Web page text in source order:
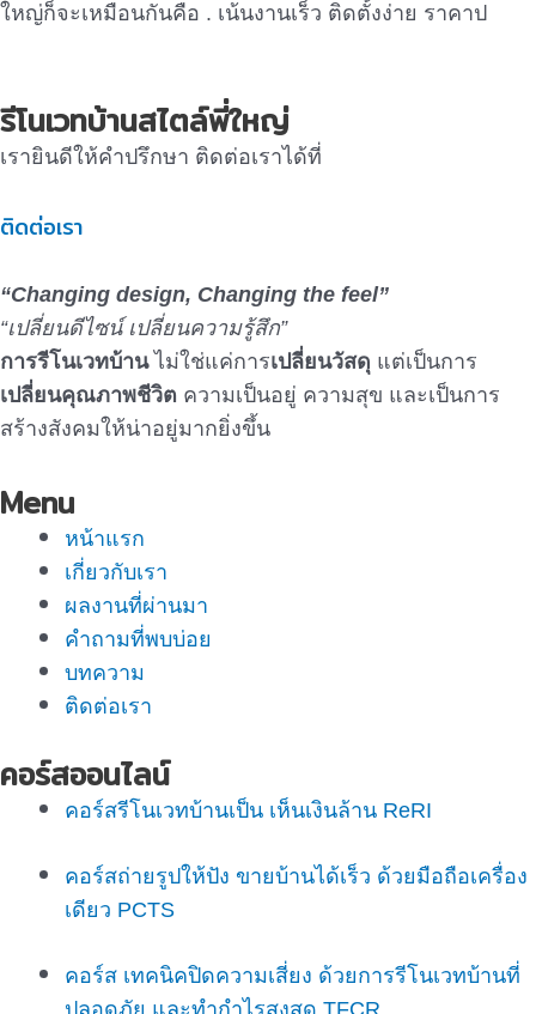
ใหญ่ก็จะเหมือนกันคือ . เน้นงานเร็ว ติดตั้งง่าย ราคาป
รีโนเวทบ้านสไตล์พี่ใหญ่
เรายินดีให้คำปรึกษา ติดต่อเราได้ที่
ติดต่อเรา
“Changing design, Changing the feel”
“เปลี่ยนดีไซน์ เปลี่ยนความรู้สึก”
การรีโนเวทบ้านไม่ใช่แค่การเปลี่ยนวัสดุ แต่เป็นการ
เปลี่ยนคุณภาพชีวิต ความเป็นอยู่ ความสุข และเป็นการ
สร้างสังคมให้น่าอยู่มากยิ่งขึ้น
Menu
หน้าแรก
เกี่ยวกับเรา
ผลงานที่ผ่านมา
คำถามที่พบบ่อย
บทความ
ติดต่อเรา
คอร์สออนไลน์
คอร์สรีโนเวทบ้านเป็น เห็นเงินล้าน ReRI
คอร์สถ่ายรูปให้ปัง ขายบ้านได้เร็ว ด้วยมือถือเครื่อง
เดียว PCTS
คอร์ส เทคนิคปิดความเสี่ยง ด้วยการรีโนเวทบ้านที่
ปลอดภัย และทำกำไรสูงสุด TFCR